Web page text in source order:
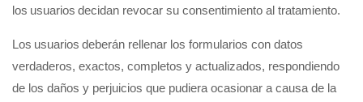
los usuarios decidan revocar su consentimiento al tratamiento.
Los usuarios deberán rellenar los formularios con datos
verdaderos, exactos, completos y actualizados, respondiendo
de los daños y perjuicios que pudiera ocasionar a causa de la